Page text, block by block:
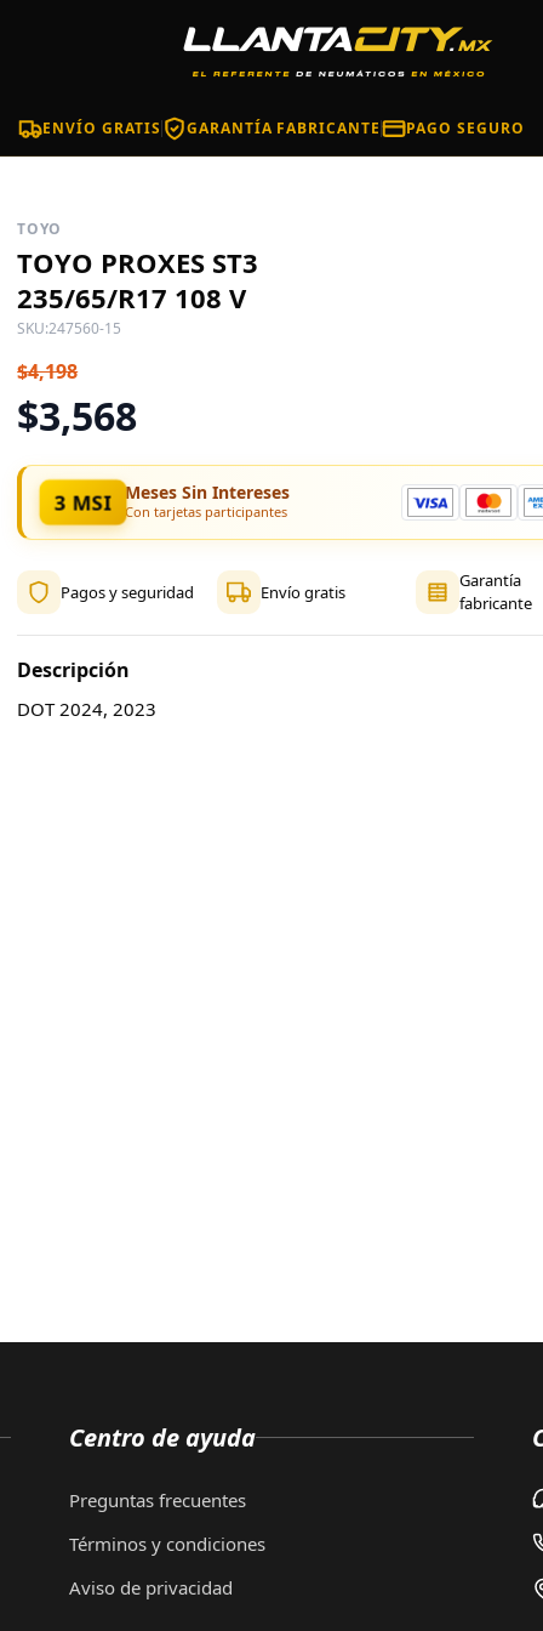
ENVÍO GRATIS GARANTÍA FABRICANTE PAGO SEGURO
TOYO
TOYO PROXES ST3
235/65/R17 108 V
SKU:247560-15
$4,198
$3,568
3 MSI Meses Sin Intereses
Con tarjetas participantes
Pagos y seguridad Envío gratis
Garantía
fabricante
Descripción
DOT 2024, 2023
Centro de ayuda
Preguntas frecuentes
Términos y condiciones
Aviso de privacidad